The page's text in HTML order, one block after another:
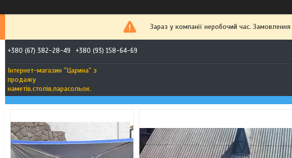
Зараз у компанії неробочий час.
+380 (67) 382-28-49 +380 (93) 158-64-69
Інтернет-магазин "Царина" з
продажу
наметів,столів,парасольок.